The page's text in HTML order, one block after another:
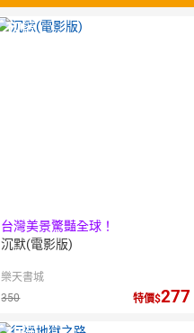
10倍
台灣美景驚豔全球！
沉默(電影版)
樂天書城
350
特價 277